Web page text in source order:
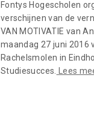
Fontys Hogescholen
verschijnen van de
VAN MOTIVATIE van
maandag 27 juni 2016
Rachelsmolen in
Studiesucces.
Lees